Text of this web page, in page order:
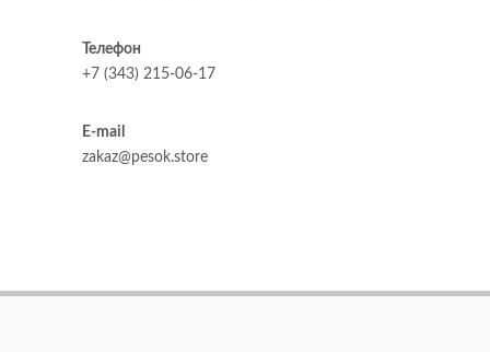
Телефон
+7 (343) 215-06-17
E-mail
zakaz@pesok.store